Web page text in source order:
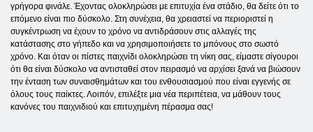
γρήγορα φινάλε. Έχοντας ολοκληρώσει με επιτυχία ένα στάδιο, θα δείτε ότι το
επόμενο είναι πιο δύσκολο. Στη συνέχεια, θα χρειαστεί να περιοριστεί η
συγκέντρωση να έχουν το χρόνο να αντιδράσουν στις αλλαγές της
κατάστασης στο γήπεδο και να χρησιμοποιήσετε το μπόνους στο σωστό
χρόνο. Και όταν οι πίστες παιχνίδι ολοκληρώσει τη νίκη σας, είμαστε σίγουροι
ότι θα είναι δύσκολο να αντισταθεί στον πειρασμό να αρχίσει ξανά να βιώσουν
την ένταση των συναισθημάτων και του ενθουσιασμού που είναι εγγενής σε
όλους τους παίκτες. Λοιπόν, επιλέξτε μια νέα περιπέτεια, να μάθουν τους
κανόνες του παιχνιδιού και επιτυχημένη πέρασμα σας!